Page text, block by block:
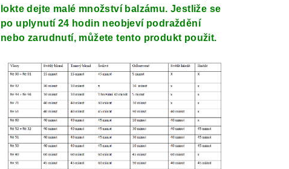
lokte dejte malé množství balzámu. Jestliže se
po uplynutí 24 hodin neobjeví podraždění
nebo zarudnutí, můžete tento produkt použit.